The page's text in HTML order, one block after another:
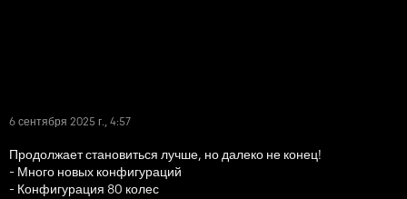
6 сентября 2025 г., 4:57
Продолжает становиться лучше, но далеко не конец!
- Много новых конфигураций
- Конфигурация 80 колес